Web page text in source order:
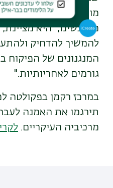
מומחים ומומחיות
מה עשינו," היא
להמשיך להדחיק
המנגנונים של הפיקוח
גורמים לאחריותיות."
במרכז רקמן בפקולטה
תירגמו את האמנה
מרכיביה העיקריים.